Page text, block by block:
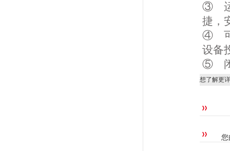
③ 运
捷，
④ 可
设备
⑤ 闭
想了解更
您